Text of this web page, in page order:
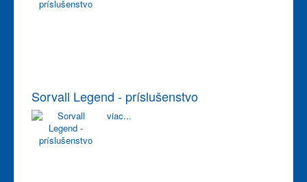
Sorvall Legend - príslušenstvo
viac...